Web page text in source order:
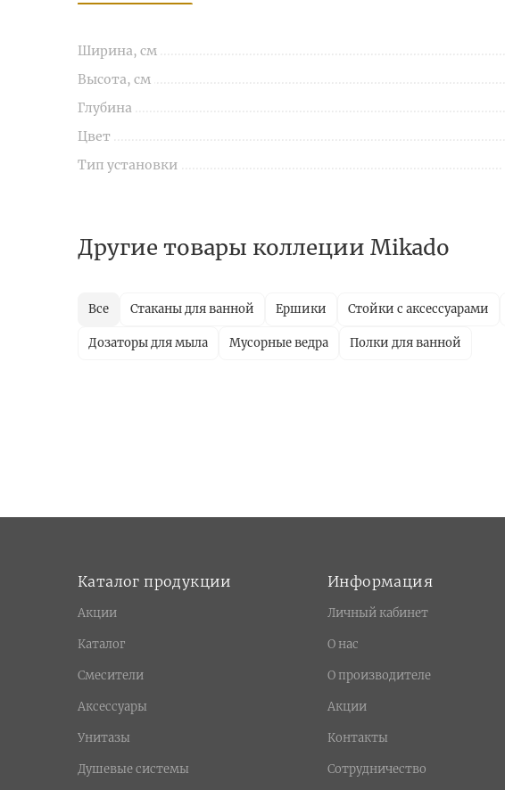
Ширина, см
Высота, см
Глубина
Цвет
Тип установки
Другие товары коллеции Mikado
Все Стаканы для ванной Ершики Стойки с аксессуарами
Дозаторы для мыла Мусорные ведра Полки для ванной
Каталог продукции
Акции
Каталог
Смесители
Аксессуары
Унитазы
Душевые системы
Информация
Личный кабинет
О нас
О производителе
Акции
Контакты
Сотрудничество